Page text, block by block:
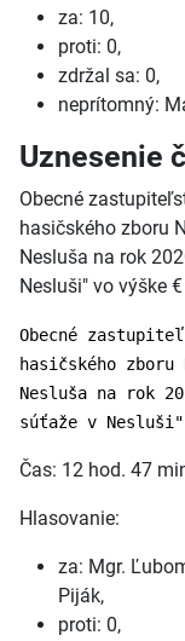
za: 10,
proti: 0,
zdržal sa: 0,
neprítomný:
Uznesenie
Obecné
hasičského zboru
Nesluša na rok
Nesluši" vo výške
Obecné
hasičského
Nesluša na rok
súťaže v
Čas: 12 hod. 47
Hlasovanie:
za: Mgr.
Piják,
proti: 0,